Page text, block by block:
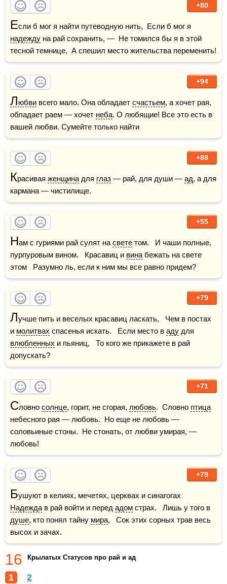
+80
Е
надежду на рай сохранить, —  Не томился бы я в этой
тесной темнице,  А спешил место жительства переменить!
+94
Любви всего мало. Она обладает счастьем, а хочет рая,
обладает раем — хочет неба. О любящие! Все это есть в
вашей любви. Сумейте только найти
+88
Красивая женщина для глаз — рай, для души — ад, а для
кармана — чистилище.
+55
Нам с гуриями рай сулят на свете том.   И чаши полные,
пурпуровым вином.   Красавиц и вина бежать на свете
этом   Разумно ль, если к ним мы все равно придем?
+79
Лучше пить и веселых красавиц ласкать,   Чем в постах
и молитвах спасенья искать.   Если место в аду
влюбленных и пьяниц,   То кого же прикажете в рай
допускать?
+71
Словно солнце, горит, не сгорая, любовь.  Словно птица
небесного рая — любовь.  Но еще не любовь —
соловьиные стоны.  Не стонать, от любви умирая, —
любовь!
+79
Б
Надежда в рай войти и перед адом
душе, кто понял тайну мира,   Сок этих сорных трав весь
высох и зачах.
16 Крылатых Статусов про рай и ад
1 2